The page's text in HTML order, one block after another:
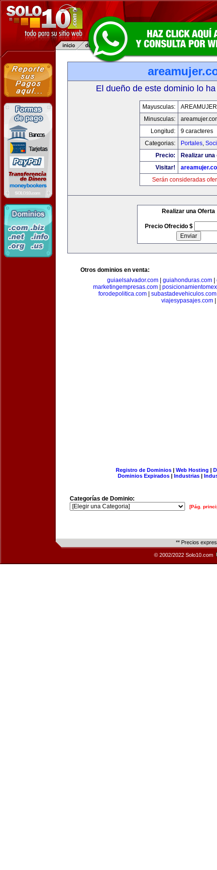
El dueño de este dominio lo
Mayusculas:
Minusculas:
Longitud:
9 caracteres
Categorias:
Portales,
Precio:
Realizar
Visitar!
Serán consideradas
Realizar una Oferta
Precio Ofrecido $
Otros dominios en venta:
guiaelsalvador.com| guiahonduras.com|
marketingempresas.com
forodepolitica.com| subastadevehiculos.com
viajesypasajes.com|
Registro de Dominios| Web Hosting |
Dominios Expirados | Industrias |
Categorías de Dominio:
[Pág.
** Precios
© 2002/2022 Solo10.com